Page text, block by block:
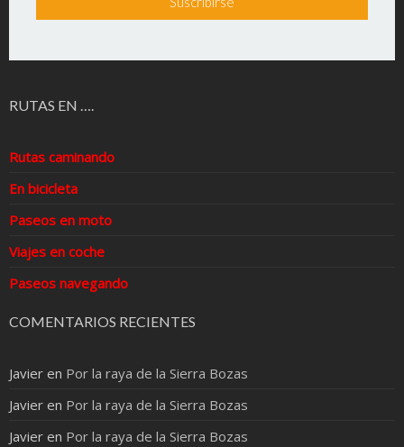
RUTAS EN ….
Rutas caminando
En bicicleta
Paseos en moto
Viajes en coche
Paseos navegando
COMENTARIOS RECIENTES
Javier en Por la raya de la Sierra Bozas
Javier en Por la raya de la Sierra Bozas
Javier en Por la raya de la Sierra Bozas